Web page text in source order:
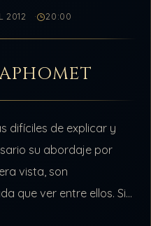
2012 20:00
difíciles de explicar y
su abordaje por
vista, son
que ver entre ellos. Si